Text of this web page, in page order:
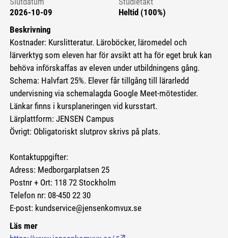
2026-10-09
Heltid (100%)
Beskrivning
Kostnader: Kurslitteratur. Läroböcker, läromedel och
lärverktyg som eleven har för avsikt att ha för eget bruk kan
behöva införskaffas av eleven under utbildningens gång.
Schema: Halvfart 25%. Elever får tillgång till lärarledd
undervisning via schemalagda Google Meet-mötestider.
Länkar finns i kursplaneringen vid kursstart.
Lärplattform: JENSEN Campus
Övrigt: Obligatoriskt slutprov skrivs på plats.
Kontaktuppgifter:
Adress: Medborgarplatsen 25
Postnr + Ort: 118 72 Stockholm
Telefon nr: 08-450 22 30
E-post: kundservice@jensenkomvux.se
Läs mer